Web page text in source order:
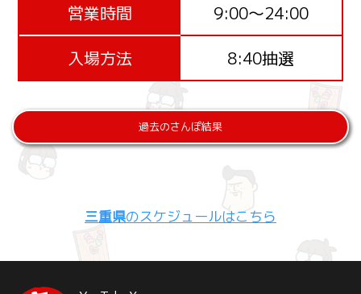
営業時間
9:00～24:00
入場方法
8:40抽選
過去のさんぽ結果
三重県のスケジュールはこちら